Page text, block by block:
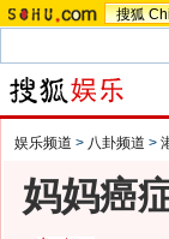
搜狐
娱乐频道 > 八卦频道 >
妈妈癌